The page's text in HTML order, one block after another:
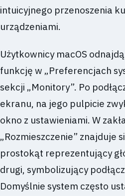
intuicyjnego przenoszenia
urządzeniami.
Użytkownicy macOS
funkcję w „Preferencjach
sekcji „Monitory”. Po
ekranu, na jego pulpicie
okno z ustawieniami. W
„Rozmieszczenie” znajduje
prostokąt reprezentujący
drugi, symbolizujący
Domyślnie system często